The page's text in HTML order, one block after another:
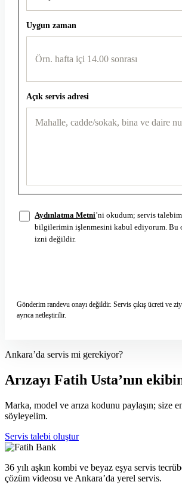
Uygun zaman
Açık servis adresi
Aydınlatma Metni’ni okudum; servis
bilgilerimin işlenmesini kabul ediyorum. Bu
izni değildir.
Gönderim randevu onayı değildir. Servis çıkış ücreti ve
ayrıca netleştirilir.
Ankara’da servis mi gerekiyor?
Arızayı Fatih Usta’nın
Marka, model ve arıza kodunu paylaşın; size
söyleyelim.
Servis talebi oluştur
36 yılı aşkın kombi ve beyaz eşya servis
çözüm videosu ve Ankara’da yerel servis.